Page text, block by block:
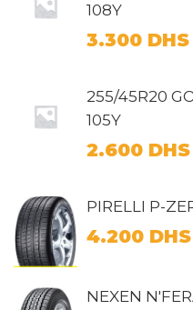
108Y
3.300 DHS
255/45R20
105Y
2.600 DHS
PIRELLI P-
4.200 DHS
NEXEN